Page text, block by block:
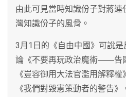
由此可見當時知識份子對蔣
灣知識份子的風骨。
3月1日的《自由中國》可說
論《不要再玩政治魔術――告
《豈容御用大法官濫用解釋
《我們對毀憲策動者的警告